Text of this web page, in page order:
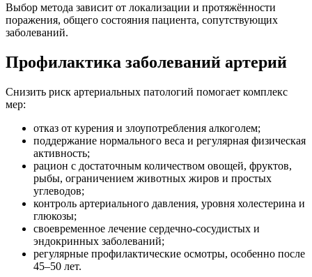
Выбор метода зависит от локализации и протяжённости
поражения, общего состояния пациента, сопутствующих
заболеваний.
Профилактика заболеваний артерий
Снизить риск артериальных патологий помогает комплекс
мер:
отказ от курения и злоупотребления алкоголем;
поддержание нормального веса и регулярная физическая
активность;
рацион с достаточным количеством овощей, фруктов,
рыбы, ограничением животных жиров и простых
углеводов;
контроль артериального давления, уровня холестерина и
глюкозы;
своевременное лечение сердечно-сосудистых и
эндокринных заболеваний;
регулярные профилактические осмотры, особенно после
45–50 лет.